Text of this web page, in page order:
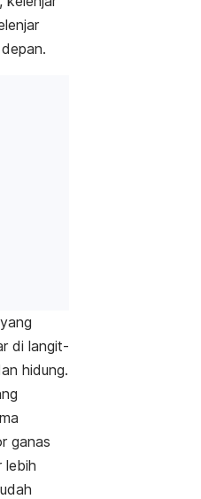
di langit-
hidung.
ganas
lebih